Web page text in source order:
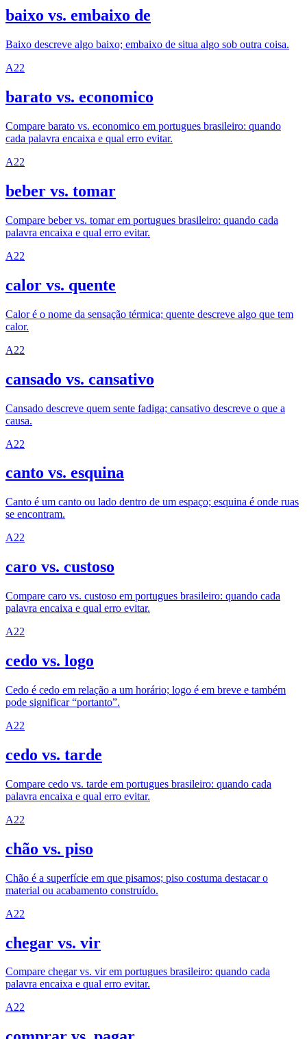
baixo vs. embaixo de
Baixo descreve algo baixo; embaixo de situa algo sob outra coisa.
A22
barato vs. economico
Compare barato vs. economico em portugues brasileiro: quando
cada palavra encaixa e qual erro evitar.
A22
beber vs. tomar
Compare beber vs. tomar em portugues brasileiro: quando cada
palavra encaixa e qual erro evitar.
A22
calor vs. quente
Calor é o nome da sensação térmica; quente descreve algo que tem
calor.
A22
cansado vs. cansativo
Cansado descreve quem sente fadiga; cansativo descreve o que a
causa.
A22
canto vs. esquina
Canto é um canto ou lado dentro de um espaço; esquina é onde ruas
se encontram.
A22
caro vs. custoso
Compare caro vs. custoso em portugues brasileiro: quando cada
palavra encaixa e qual erro evitar.
A22
cedo vs. logo
Cedo é cedo em relação a um horário; logo é em breve e também
pode significar “portanto”.
A22
cedo vs. tarde
Compare cedo vs. tarde em portugues brasileiro: quando cada
palavra encaixa e qual erro evitar.
A22
chão vs. piso
Chão é a superfície em que pisamos; piso costuma destacar o
material ou acabamento construído.
A22
chegar vs. vir
Compare chegar vs. vir em portugues brasileiro: quando cada
palavra encaixa e qual erro evitar.
A22